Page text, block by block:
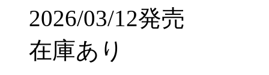
2026/03/12発売
在庫あり